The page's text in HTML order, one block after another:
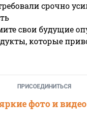
срочно
свои будущие
которые
ПРИСОЕДИНИТЬСЯ
фото и